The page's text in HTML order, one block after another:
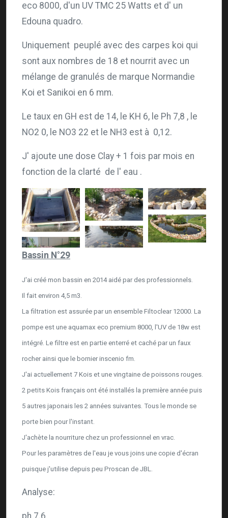
eco 8000, d'un UV TMC 25 Watts et d' un
Edouna quadro.
Uniquement peuplé avec des carpes koi qui
sont aux nombres de 18 et nourrit avec un
mélange de granulés de marque Normandie
Koi et Sanikoi en 6 mm.
Le taux en GH est de 14, le KH 6, le Ph 7,8 , le
NO2 0, le NO3 22 et le NH3 est à 0,12.
J' ajoute une dose Clay + 1 fois par mois en
fonction de la clarté de l' eau .
Bassin N°29
J'ai créé mon bassin en 2014 aidé par des professionnels.
Il fait environ 4,5 m3.
La filtration est assurée par un ensemble Filtoclear 12000. La
pompe est une aquamax eco premium 8000, l'UV de 18w est
intégré. Le filtre est en partie enterré et caché par un faux
rocher ainsi que le bornier inscenio fm.
J'ai actuellement 7 Kois et une vingtaine de poissons rouges.
2 petits Kois français ont été installés la première année puis
5 autres japonais les 2 années suivantes. Tous le monde se
porte bien pour l'instant.
J'achète la nourriture chez un professionnel en vrac.
Pour les paramètres de l'eau je vous joins une copie d'écran
puisque j'utilise depuis peu Proscan de JBL.
Analyse: